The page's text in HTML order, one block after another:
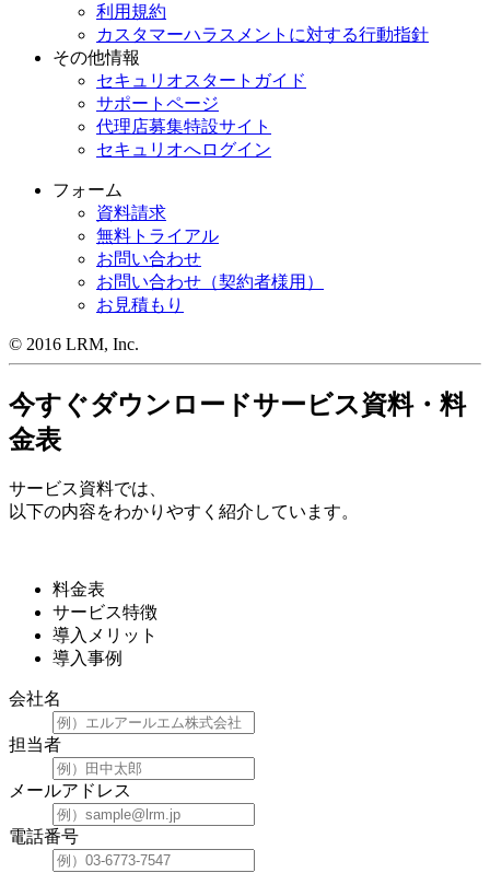
利用規約
カスタマーハラスメントに対する行動指針
その他情報
セキュリオスタートガイド
サポートページ
代理店募集特設サイト
セキュリオへログイン
フォーム
資料請求
無料トライアル
お問い合わせ
お問い合わせ（契約者様用）
お見積もり
© 2016 LRM, Inc.
今すぐダウンロードサービス資料・料
金表
サービス資料では、
以下の内容をわかりやすく紹介しています。
料金表
サービス特徴
導入メリット
導入事例
会社名
担当者
メールアドレス
電話番号